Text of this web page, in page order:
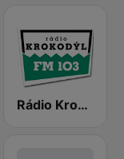
Rádio Krokodýl FM